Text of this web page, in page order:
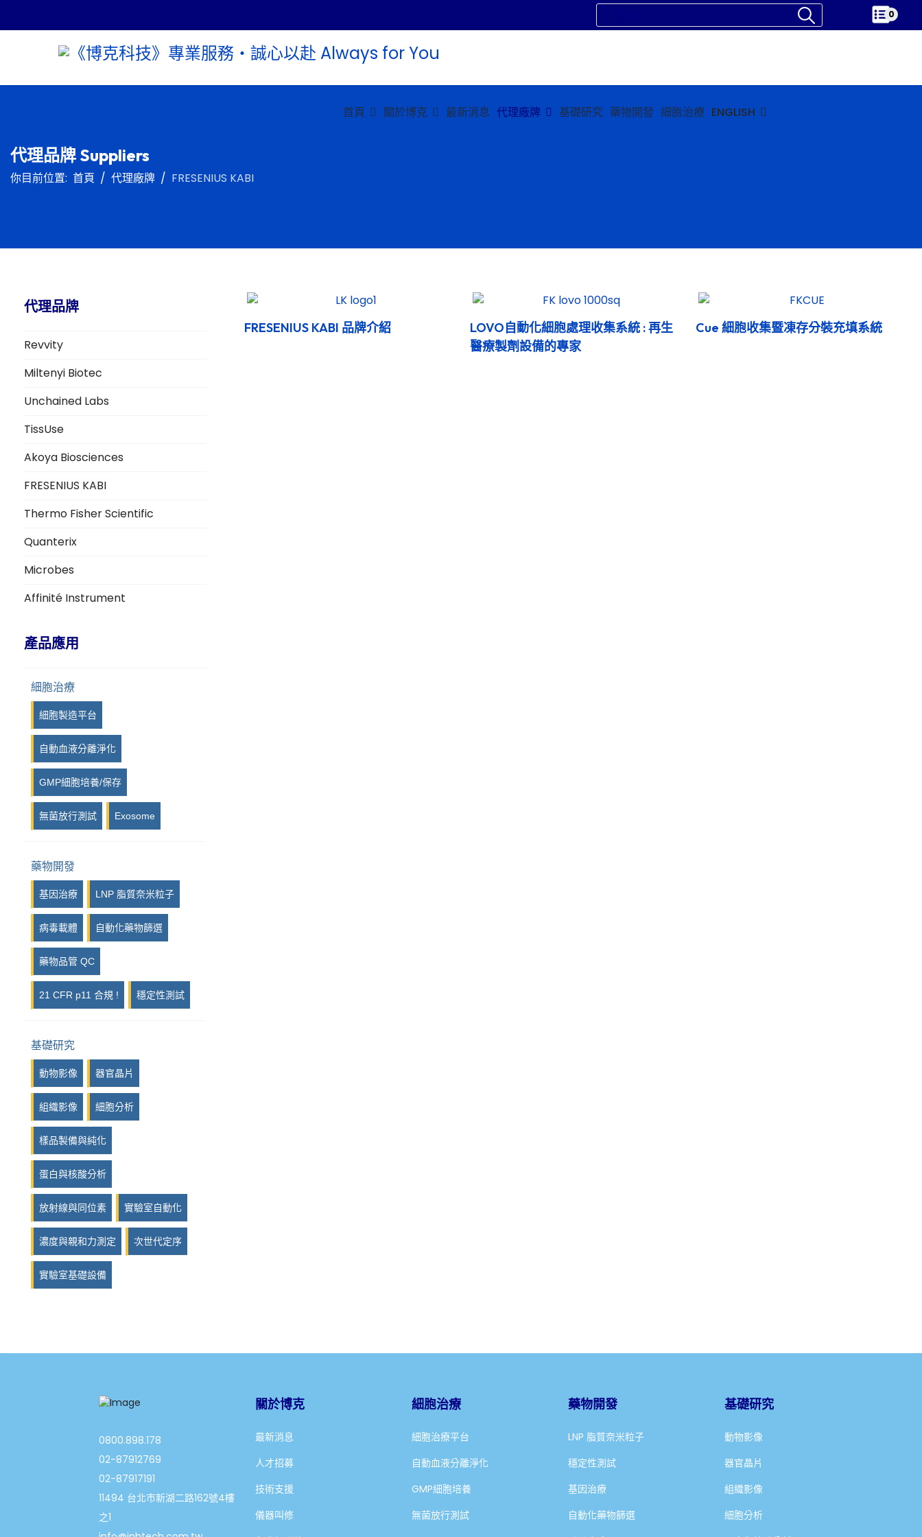
0
首頁 關於博克 最新消息 代理廠牌 基礎研究 藥物開發 細胞治療 ENGLISH
代理品牌 Suppliers
你目前位置: 首頁 代理廠牌 FRESENIUS KABI
代理品牌
Revvity
Miltenyi Biotec
Unchained Labs
TissUse
Akoya Biosciences
FRESENIUS KABI
Thermo Fisher Scientific
Quanterix
Microbes
Affinité Instrument
GmbH
iPRASENSE
Viscover
Photon etc
Kurabo
Syngene
LuminiCell
Eraly & Associés
14Culp
產品應用
細胞治療
細胞製造平台
自動血液分離淨化
GMP細胞培養/保存
無菌放行測試 Exosome
藥物開發
基因治療 LNP 脂質奈米粒子
病毒載體 自動化藥物篩選
藥物品管 QC
21 CFR p11 合規 ! 穩定性測試
基礎研究
動物影像 器官晶片
組織影像 細胞分析
樣品製備與純化
蛋白與核酸分析
放射線與同位素 實驗室自動化
濃度與親和力測定 次世代定序
實驗室基礎設備
FRESENIUS KABI 品牌介紹
LOVO自動化細胞處理收集系統 : 再生
醫療製劑設備的專家
Cue 細胞收集暨凍存分裝充填系統
0800.898.178
02-87912769
02-87917191
11494 台北市新湖二路162號4樓
之1
關於博克
最新消息
人才招募
技術支援
儀器叫修
細胞治療
細胞治療平台
自動血液分離淨化
GMP細胞培養
無菌放行測試
藥物開發
LNP 脂質奈米粒子
穩定性測試
基因治療
自動化藥物篩選
基礎研究
動物影像
器官晶片
組織影像
細胞分析